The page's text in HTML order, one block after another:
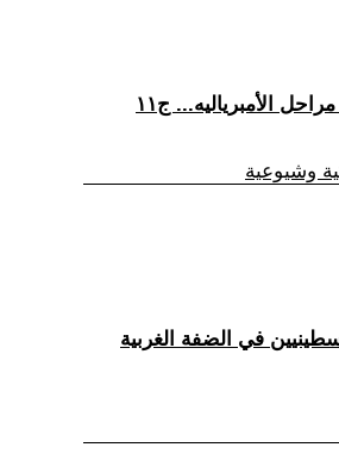
وشيوعية
في الضفة الغربية